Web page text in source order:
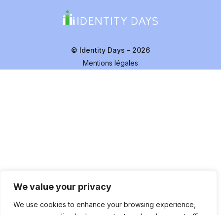
We value your privacy
We use cookies to enhance your browsing experience,
© Identity Days – 2026
Mentions légales